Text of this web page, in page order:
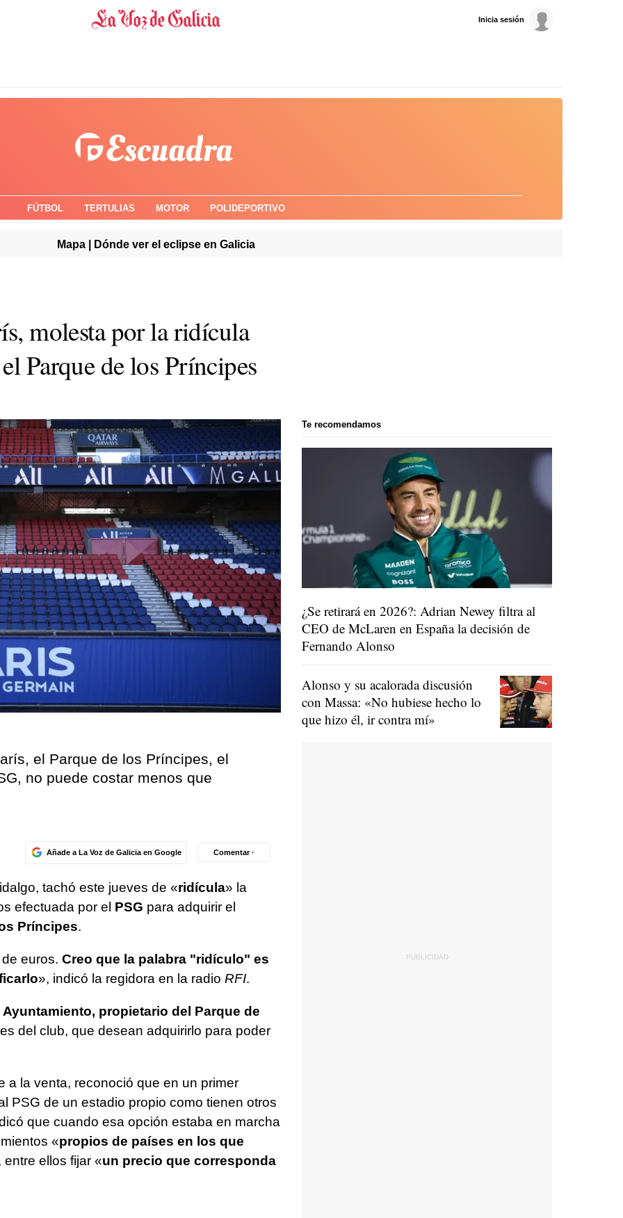
Inicia sesión
FÚTBOL TERTULIAS MOTOR POLIDEPORTIVO
Mapa | Dónde ver el eclipse en Galicia
molesta por la ridícula
Parque de los Príncipes
el Parque de los Príncipes, el
no puede costar menos que
Añade a La Voz de Galicia en Google Comentar ·
tachó este jueves de «ridícula» la
efectuada por el PSG para adquirir el
Príncipes.
euros. Creo que la palabra "ridículo" es
», indicó la regidora en la radio RFI.
Ayuntamiento, propietario del Parque de
del club, que desean adquirirlo para poder
a la venta, reconoció que en un primer
PSG de un estadio propio como tienen otros
que cuando esa opción estaba en marcha
«propios de países en los que
entre ellos fijar «un precio que corresponda
Te recomendamos
¿Se retirará en 2026?: Adrian Newey filtra al
CEO de McLaren en España la decisión de
Fernando Alonso
Alonso y su acalorada discusión
con Massa: «No hubiese hecho lo
que hizo él, ir contra mí»